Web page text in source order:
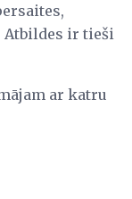
Atbildes ir tieši
ar katru